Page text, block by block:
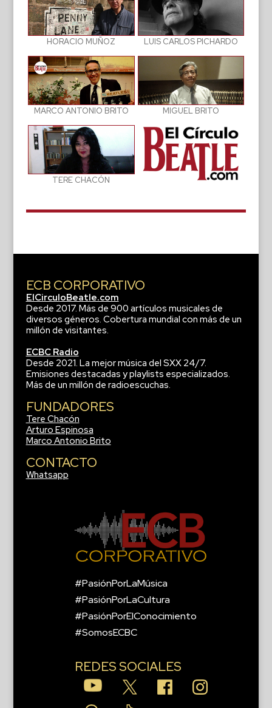
HORACIO MUÑOZ LUIS CARLOS PICHARDO
MARCO ANTONIO BRITO MIGUEL BRITO
TERE CHACÓN
ECB CORPORATIVO
ElCirculoBeatle.com
Desde 2017. Más de 900 artículos musicales de
diversos géneros. Cobertura mundial con más de un
millón de visitantes.
ECBC Radio
Desde 2021. La mejor música del SXX 24/7.
Emisiones destacadas y playlists especializados.
Más de un millón de radioescuchas.
FUNDADORES
Tere Chacón
Arturo Espinosa
Marco Antonio Brito
CONTACTO
Whatsapp
#PasiónPorLaMúsica
#PasiónPorLaCultura
#PasiónPorElConocimiento
#SomosECBC
REDES SOCIALES